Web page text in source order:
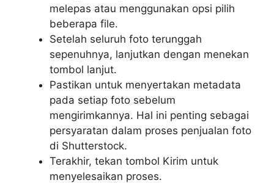
melepas atau menggunakan opsi pilih
beberapa file.
Setelah seluruh foto terunggah
sepenuhnya, lanjutkan dengan menekan
tombol lanjut.
Pastikan untuk menyertakan metadata
pada setiap foto sebelum
mengirimkannya. Hal ini penting sebagai
persyaratan dalam proses penjualan foto
di Shutterstock.
Terakhir, tekan tombol Kirim untuk
menyelesaikan proses.